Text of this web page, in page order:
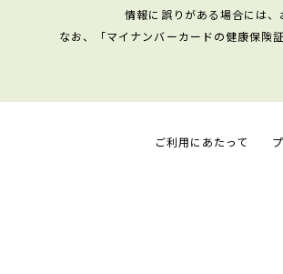
情報に誤りがある場合には
なお、「マイナンバーカードの健康保険
ご利用にあたって